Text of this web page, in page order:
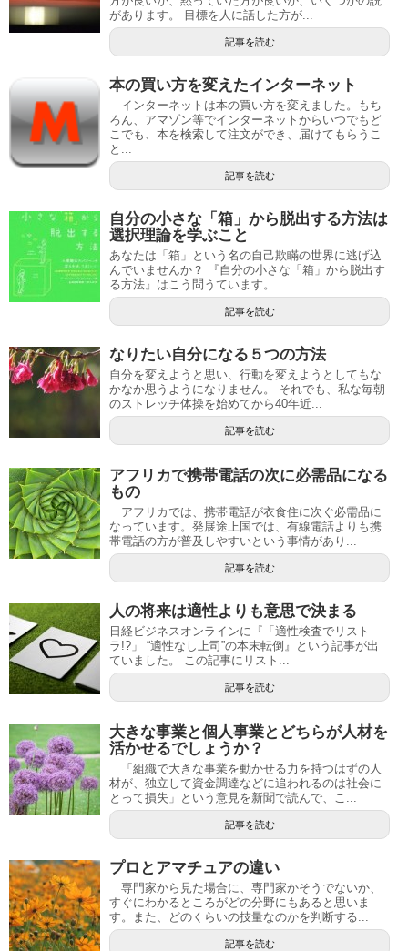
があります。 目標を人に話した方が...
記事を読む
本の買い方を変えたインターネット
インターネットは本の買い方を変えました。もち
ろん、アマゾン等でインターネットからいつでもど
こでも、本を検索して注文ができ、届けてもらうこ
と...
記事を読む
自分の小さな「箱」から脱出する方法は
選択理論を学ぶこと
あなたは「箱」という名の自己欺瞞の世界に逃げ込
んでいませんか？ 『自分の小さな「箱」から脱出す
る方法』はこう問うています。 ...
記事を読む
なりたい自分になる５つの方法
自分を変えようと思い、行動を変えようとしてもな
かなか思うようになりません。 それでも、私な毎朝
のストレッチ体操を始めてから40年近...
記事を読む
アフリカで携帯電話の次に必需品になる
もの
アフリカでは、携帯電話が衣食住に次ぐ必需品に
なっています。発展途上国では、有線電話よりも携
帯電話の方が普及しやすいという事情があり...
記事を読む
人の将来は適性よりも意思で決まる
日経ビジネスオンラインに『「適性検査でリスト
ラ!?」 “適性なし上司”の本末転倒』という記事が出
ていました。 この記事にリスト...
記事を読む
大きな事業と個人事業とどちらが人材を
活かせるでしょうか？
「組織で大きな事業を動かせる力を持つはずの人
材が、独立して資金調達などに追われるのは社会に
とって損失」という意見を新聞で読んで、こ...
記事を読む
プロとアマチュアの違い
専門家から見た場合に、専門家かそうでないか、
すぐにわかるところがどの分野にもあると思いま
す。また、どのくらいの技量なのかを判断する...
記事を読む